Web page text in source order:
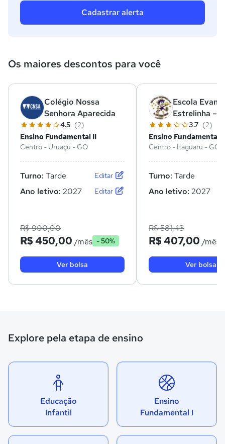
Cadastrar alerta
Os maiores descontos para você
Colégio Nossa
Senhora Aparecida
4.5 (2)
Ensino Fundamental II
Centro - Uruaçu - GO
Turno: Tarde Editar
Ano letivo: 2027 Editar
R$ 900,00
R$ 450,00 /mês - 50%
Ver bolsa
Escola
Estrelinha –
I
3.7 (2)
Ensino Fundamental II
Centro - Itaguaru - GO
Turno: Tarde
Ano letivo: 2027
R$ 581,43
R$ 407,00 /mês
Ver bolsa
Explore pela etapa de ensino
Educação
Infantil
Ensino
Fundamental I